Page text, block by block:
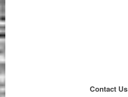
Contact Us